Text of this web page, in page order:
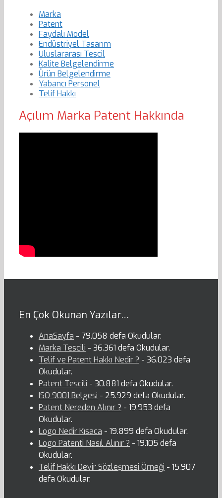
Marka
Patent
Faydalı Model
Endüstriyel Tasarım
Uluslararası Tescil
Kalite Belgelendirme
Ürün Belgelendirme
Yabancı Personel
Telif Hakkı
Açılım Marka Patent Hakkında
En Çok Okunan Yazılar…
AnaSayfa - 79.058 defa Okudular.
Marka Tescili - 36.361 defa Okudular.
Telif ve Patent Hakkı Nedir ? - 36.023 defa
Okudular.
Patent Tescili - 30.881 defa Okudular.
ISO 9001 Belgesi - 25.929 defa Okudular.
Patent Nereden Alınır ? - 19.953 defa
Okudular.
Logo Nedir Kısaca - 19.899 defa Okudular.
Logo Patenti Nasıl Alınır ? - 19.105 defa
Okudular.
Telif Hakkı Devir Sözleşmesi Örneği - 15.907
defa Okudular.